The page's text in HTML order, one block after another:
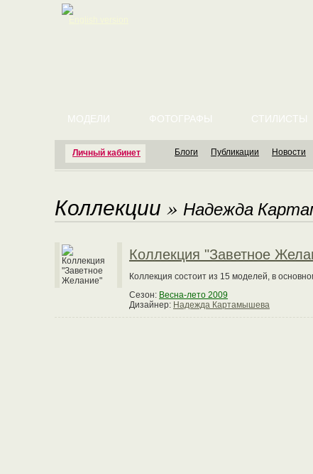
Личный кабинет
МОДЕЛИ ФОТОГРАФЫ СТИЛИСТЫ
Блоги Публикации Новости
Коллекции » Надежда
Коллекция "Заветное
Коллекция состоит из 15 моделей, в
Сезон: Весна-лето 2009
Дизайнер: Надежда Картамышева